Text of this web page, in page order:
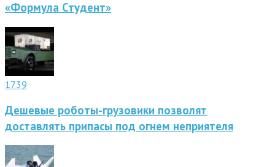
«Формула Студент»
1739
Дешевые роботы-грузовики позволят
доставлять припасы под огнем неприятеля